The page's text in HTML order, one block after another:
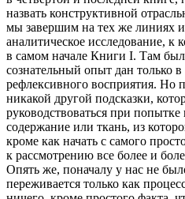
назвать конструктивной
мы завершим на тех же линиях
аналитическое исследование,
в самом начале Книги I. Там
сознательный опыт дан только
рефлексивного восприятия. Но
никакой другой подсказки,
руководствоваться при попытке
содержание или ткань, из
кроме как начать с самого
к рассмотрению все более и
Опять же, поначалу у нас не
переживается только как